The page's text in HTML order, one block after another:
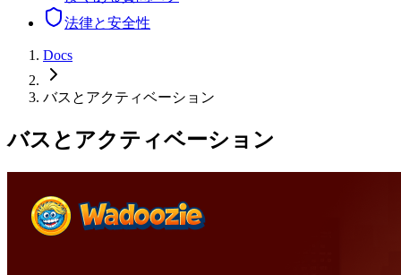
法律と安全性
Docs
バスとアクティベーション
バスとアクティベーション